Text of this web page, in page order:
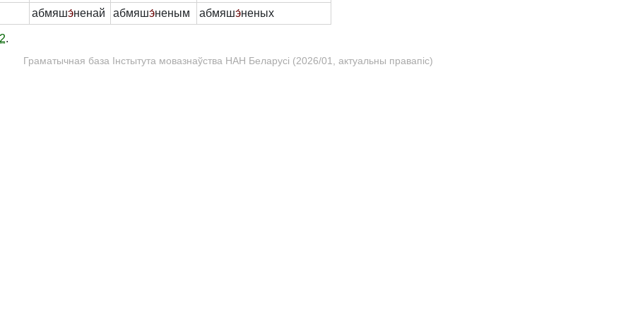
абмяшэ́ненай абмяшэ́неным абмяшэ́неных
.
Граматычная база Інстытута мовазнаўства НАН Беларусі (2026/01, актуальны правапіс)